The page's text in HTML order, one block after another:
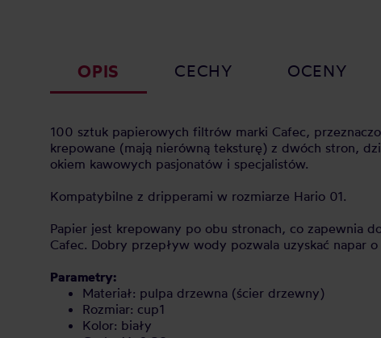
OPIS CECHY OCENY
100 sztuk papierowych filtrów marki Cafec,
krepowane (mają nierówną teksturę) z dwóch stron,
okiem kawowych pasjonatów i specjalistów.
Kompatybilne z dripperami w rozmiarze Hario 01.
Papier jest krepowany po obu stronach, co zapewnia
Cafec. Dobry przepływ wody pozwala uzyskać napar
Parametry:
Materiał: pulpa drzewna (ścier drzewny)
Rozmiar: cup1
Kolor: biały